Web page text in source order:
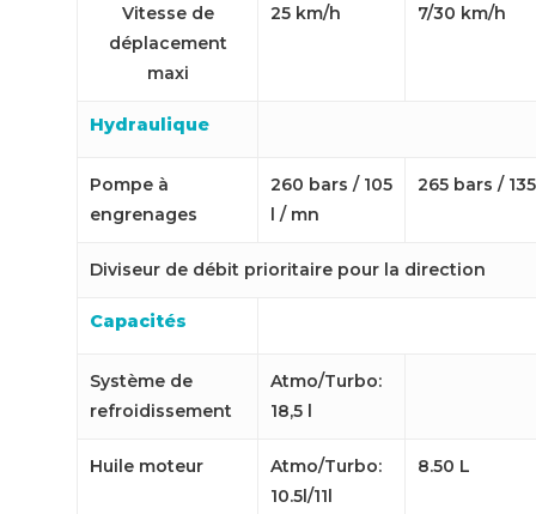
Vitesse de
déplacement
maxi
25 km/h 7/30 km/h
Hydraulique
Pompe à
engrenages
260 bars / 105
l / mn
265 bars /
Diviseur de débit prioritaire pour la direction
Capacités
Système de
refroidissement
Atmo/Turbo:
18,5 l
Huile moteur
Atmo/Turbo:
10.5l/11l
8.50 L